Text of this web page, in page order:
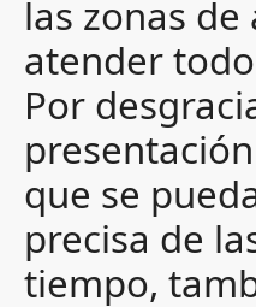
las zonas
atender
Por
que se
precisa de
tiempo,